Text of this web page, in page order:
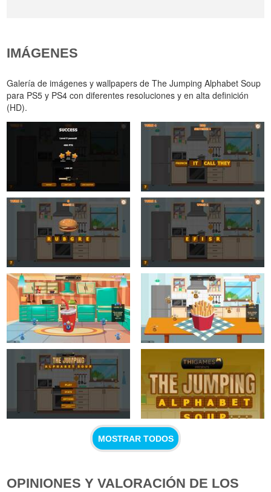
IMÁGENES
Galería de imágenes y wallpapers de The Jumping Alphabet Soup
para PS5 y PS4 con diferentes resoluciones y en alta definición
(HD).
MOSTRAR TODOS
OPINIONES Y VALORACIÓN DE LOS